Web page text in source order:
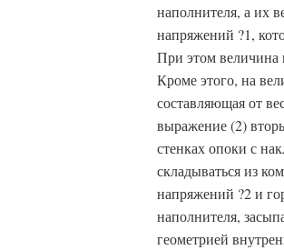
наполнителя, а их
напряжений ?1,
При этом величина
Кроме этого, на
составляющая от
выражение (2)
стенках опоки с
складываться из
напряжений ?2 и
наполнителя,
геометрией